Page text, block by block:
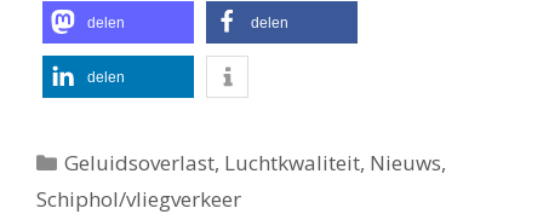
delen delen
delen
Categorieën
Geluidsoverlast, Luchtkwaliteit, Nieuws,
Schiphol/vliegverkeer